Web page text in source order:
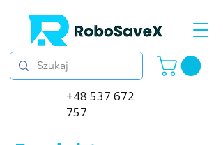
+48 537 672
757